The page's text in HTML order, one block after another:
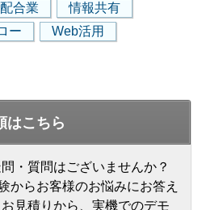
配合業
情報共有
ー
Web活用
はこちら
・質問はございませんか？
からお客様のお悩みにお答え
見積りから、実機でのデモ